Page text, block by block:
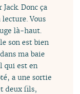
Donc ça
lecture. Vous
là-haut.
son est bien
ma baie
qui est en
a une sortie
deux fils,